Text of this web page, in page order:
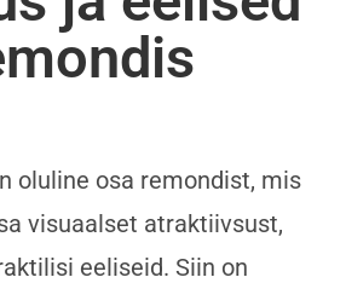
oluline osa remondist, mis
visuaalset atraktiivsust,
eeliseid. Siin on